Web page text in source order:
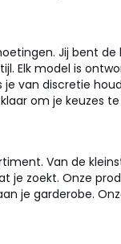
Jij bent
Elk model is
van discretie
om je keuzes
Van de
je zoekt. Onze
je garderobe.